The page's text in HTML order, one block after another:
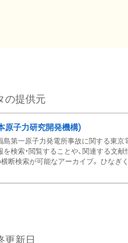
の提供元
原子力研究開発機構)
第一原子力発電所事故に関する東京電
索・閲覧することや、関連する文献
横断検索が可能なアーカイブ。 ひなぎ
更新日